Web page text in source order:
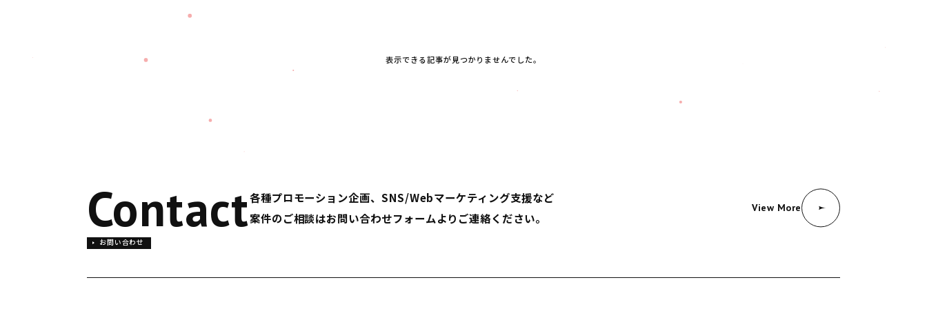
表示できる記事が見つかりませんでした。
Contact
お問い合わせ
各種プロモーション企画、SNS/Webマーケティング支援など
案件のご相談はお問い合わせフォームよりご連絡ください。
View More